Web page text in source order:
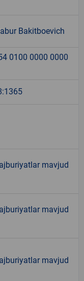
Bakitboevich
0100 0000 0000
mavjud
mavjud
mavjud